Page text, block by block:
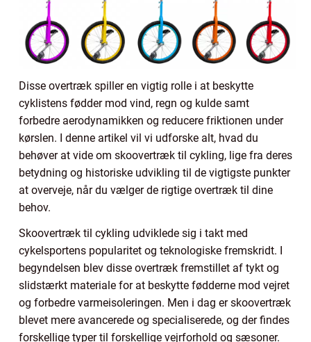
Disse overtræk spiller en vigtig rolle i at beskytte
cyklistens fødder mod vind, regn og kulde samt
forbedre aerodynamikken og reducere friktionen under
kørslen. I denne artikel vil vi udforske alt, hvad du
behøver at vide om skoovertræk til cykling, lige fra deres
betydning og historiske udvikling til de vigtigste punkter
at overveje, når du vælger de rigtige overtræk til dine
behov.
Skoovertræk til cykling udviklede sig i takt med
cykelsportens popularitet og teknologiske fremskridt. I
begyndelsen blev disse overtræk fremstillet af tykt og
slidstærkt materiale for at beskytte fødderne mod vejret
og forbedre varmeisoleringen. Men i dag er skoovertræk
blevet mere avancerede og specialiserede, og der findes
forskellige typer til forskellige vejrforhold og sæsoner.